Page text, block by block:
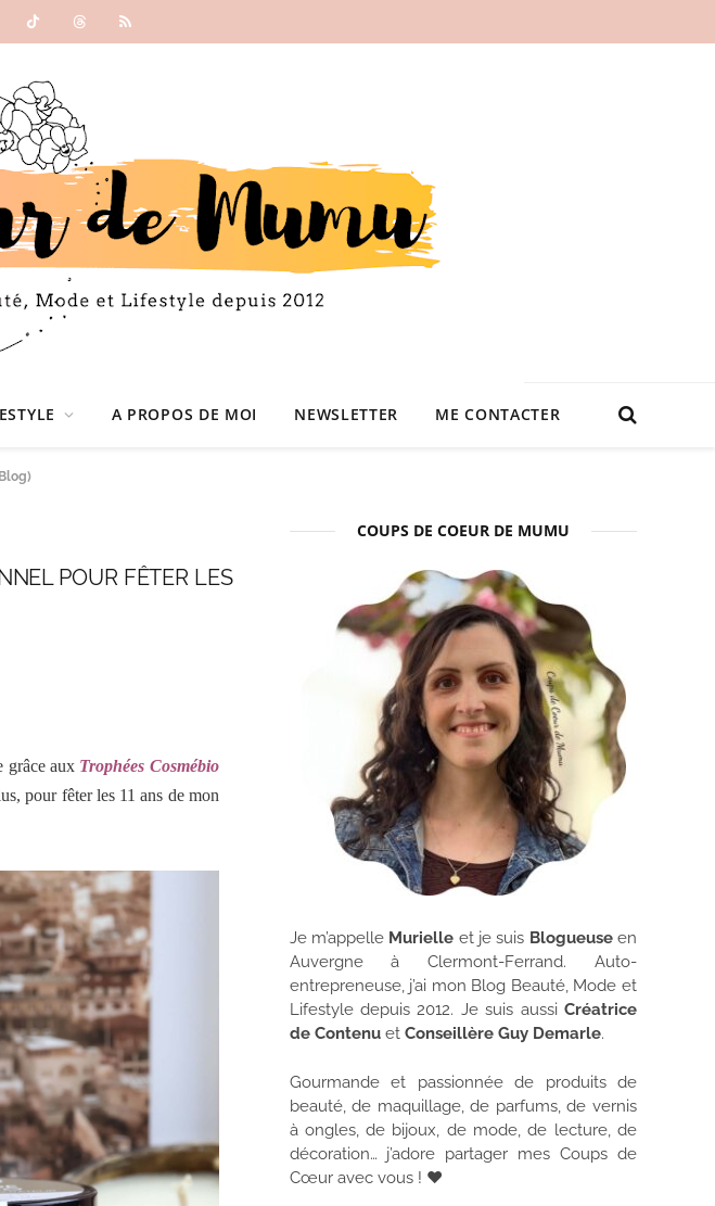
TikTokThreadsRSS
A PROPOS DE MOI NEWSLETTER ME CONTACTER
POUR FÊTER LES
grâce aux Trophées Cosmébio
pour fêter les 11 ans de mon
COUPS DE COEUR DE MUMU
Je m’appelle Murielle et je suis Blogueuseen
Auvergne à Clermont-Ferrand. Auto-
entrepreneuse, j’ai mon Blog Beauté, Mode et
Lifestyle depuis 2012. Je suis aussi Créatrice
de Contenuet Conseillère Guy Demarle.
Gourmande et passionnée de produits de
beauté, de maquillage, de parfums, de vernis
à ongles, de bijoux, de mode, de lecture, de
décoration… j’adore partager mes Coups de
Cœur avec vous ! ♥